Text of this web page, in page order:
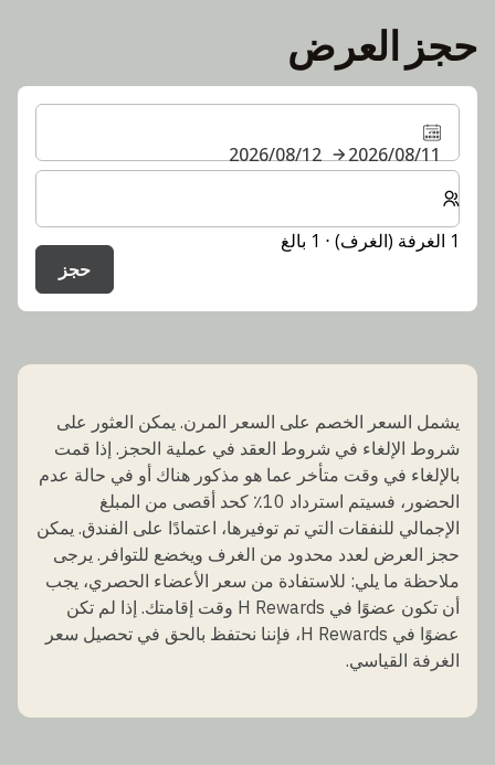
حجز العرض
11‏/08‏/2026
12‏/08‏/2026
حدد عدد الغرف والضيوف لإقامتك
1 الغرفة (الغرف) ⋅ 1 بالغ
حجز
يشمل السعر الخصم على السعر المرن. يمكن العثور على
شروط الإلغاء في شروط العقد في عملية الحجز. إذا قمت
بالإلغاء في وقت متأخر عما هو مذكور هناك أو في حالة عدم
الحضور، فسيتم استرداد 10٪ كحد أقصى من المبلغ
الإجمالي للنفقات التي تم توفيرها، اعتمادًا على الفندق. يمكن
حجز العرض لعدد محدود من الغرف ويخضع للتوافر. يرجى
ملاحظة ما يلي: للاستفادة من سعر الأعضاء الحصري، يجب
أن تكون عضوًا في H Rewards وقت إقامتك. إذا لم تكن
عضوًا في H Rewards، فإننا نحتفظ بالحق في تحصيل سعر
الغرفة القياسي.